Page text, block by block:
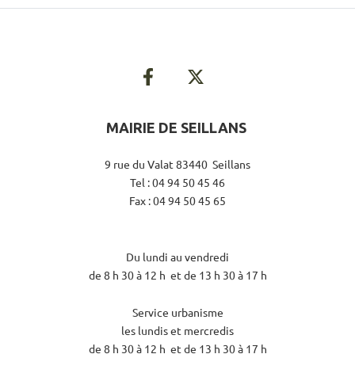
MAIRIE DE SEILLANS
9 rue du Valat 83440 Seillans
Tel : 04 94 50 45 46
Fax : 04 94 50 45 65
Du lundi au vendredi
de 8 h 30 à 12 h et de 13 h 30 à 17 h
Service urbanisme
les lundis et mercredis
de 8 h 30 à 12 h et de 13 h 30 à 17 h